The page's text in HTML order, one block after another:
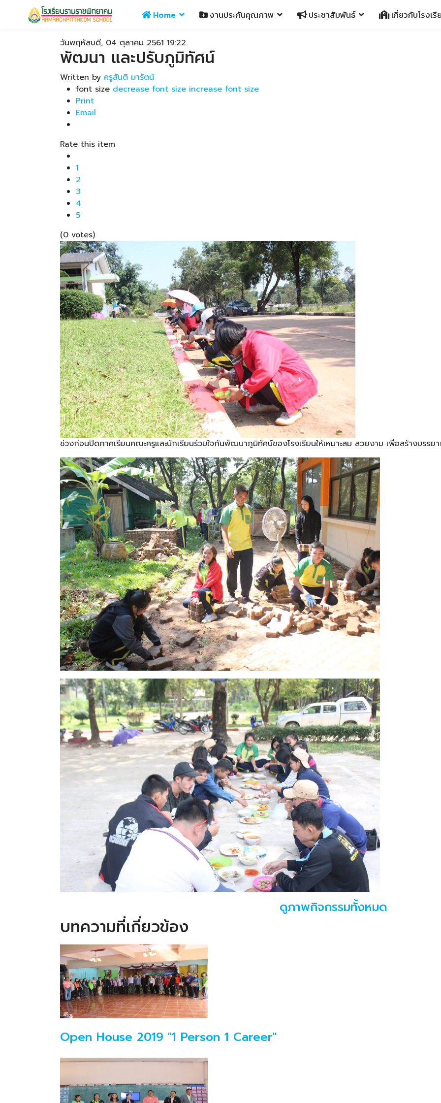
Home งานประกันคุณภาพ ประชาสัมพันธ์ เกี่ยวกับโรงเรี
วันพฤหัสบดี, 04 ตุลาคม 2561 19:22
พัฒนา และปรับภูมิทัศน์
Written by ครูสันติ มารัตน์
font size decrease font size increase font size
Print
Email
Rate this item
1
2
3
4
5
(0 votes)
ช่วงก่อนปิดภาคเรียนคณะครูและนักเรียนร่วมใจกันพัฒนาภูมิทัศน์ของโรงเรียนให้เหมาะสม สวยงาม เพื่อสร้างบรรย
ดูภาพกิจกรรมทั้งหมด
บทความที่เกี่ยวข้อง
Open House 2019 "1 Person 1 Career"